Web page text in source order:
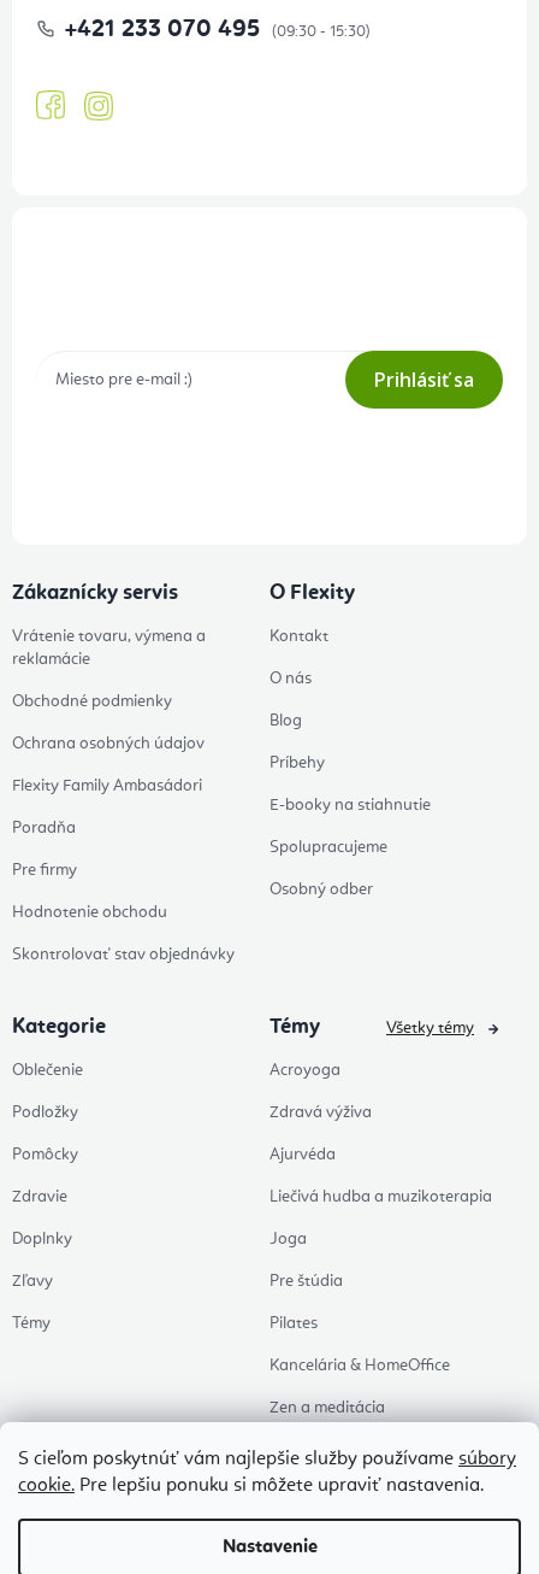
S cieľom poskytnúť vám najlepšie služby používame súbory
cookie. Pre lepšiu ponuku si môžete upraviť nastavenia.
Nastavenie
+421 233 070 495
Prihlásiť sa
Zákaznícky servis
Vrátenie tovaru, výmena a
reklamácie
Obchodné podmienky
Ochrana osobných údajov
Flexity Family Ambasádori
Poradňa
Pre firmy
Hodnotenie obchodu
Skontrolovať stav objednávky
O Flexity
Kontakt
O nás
Blog
Príbehy
E-booky na stiahnutie
Spolupracujeme
Osobný odber
Kategorie
Oblečenie
Podložky
Pomôcky
Zdravie
Doplnky
Zľavy
Témy
Témy
Acroyoga
Zdravá výživa
Ajurvéda
Liečivá hudba a muzikoterapia
Joga
Pre štúdia
Pilates
Kancelária & HomeOffice
Zen a meditácia
Aromaterapia
Zdravý spánok
Naše obľúbené
Všetky témy